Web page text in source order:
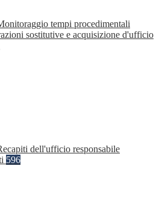
tempi procedimentali
sostitutive e acquisizione d'ufficio
dell'ufficio responsabile
596